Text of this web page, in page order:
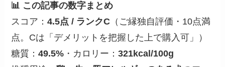
📊 この記事の数字まとめ
スコア：4.5点 / ランクC （ご縁独自評価・10点満
点。Cは「デメリットを把握した上で購入可」）
糖質：49.5% ・カロリー：321kcal/100g